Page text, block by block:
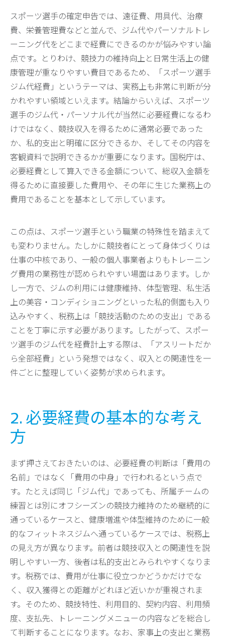
スポーツ選手の確定申告では、遠征費、用具代、治療
費、栄養管理費などと並んで、ジム代やパーソナルトレ
ーニング代をどこまで経費にできるのかが悩みやすい論
点です。とりわけ、競技力の維持向上と日常生活上の健
康管理が重なりやすい費目であるため、「スポーツ選手
ジム代経費」というテーマは、実務上も非常に判断が分
かれやすい領域といえます。結論からいえば、スポーツ
選手のジム代・パーソナル代が当然に必要経費になるわ
けではなく、競技収入を得るために通常必要であった
か、私的支出と明確に区分できるか、そしてその内容を
客観資料で説明できるかが重要になります。国税庁は、
必要経費として算入できる金額について、総収入金額を
得るために直接要した費用や、その年に生じた業務上の
費用であることを基本として示しています。
この点は、スポーツ選手という職業の特殊性を踏まえて
も変わりません。たしかに競技者にとって身体づくりは
仕事の中核であり、一般の個人事業者よりもトレーニン
グ費用の業務性が認められやすい場面はあります。しか
し一方で、ジムの利用には健康維持、体型管理、私生活
上の美容・コンディショニングといった私的側面も入り
込みやすく、税務上は「競技活動のための支出」である
ことを丁寧に示す必要があります。したがって、スポー
ツ選手のジム代を経費計上する際は、「アスリートだか
ら全部経費」という発想ではなく、収入との関連性を一
件ごとに整理していく姿勢が求められます。
2. 必要経費の基本的な考え
方
まず押さえておきたいのは、必要経費の判断は「費用の
名前」ではなく「費用の中身」で行われるという点で
す。たとえば同じ「ジム代」であっても、所属チームの
練習とは別にオフシーズンの競技力維持のため継続的に
通っているケースと、健康増進や体型維持のために一般
的なフィットネスジムへ通っているケースでは、税務上
の見え方が異なります。前者は競技収入との関連性を説
明しやすい一方、後者は私的支出とみられやすくなりま
す。税務では、費用が仕事に役立つかどうかだけでな
く、収入獲得との距離がどれほど近いかが重視されま
す。そのため、競技特性、利用目的、契約内容、利用頻
度、支払先、トレーニングメニューの内容などを総合し
て判断することになります。なお、家事上の支出と業務